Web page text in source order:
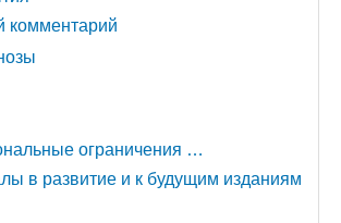
комментарий
ограничения …
в развитие и к будущим изданиям